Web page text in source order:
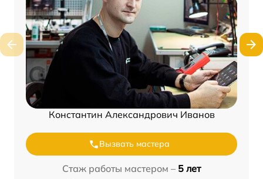
Константин Александрович Иванов
Вызвать мастера
Стаж работы мастером – 5 лет